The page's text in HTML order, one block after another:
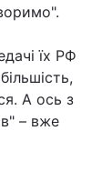
їх РФ
А ось з
– вже